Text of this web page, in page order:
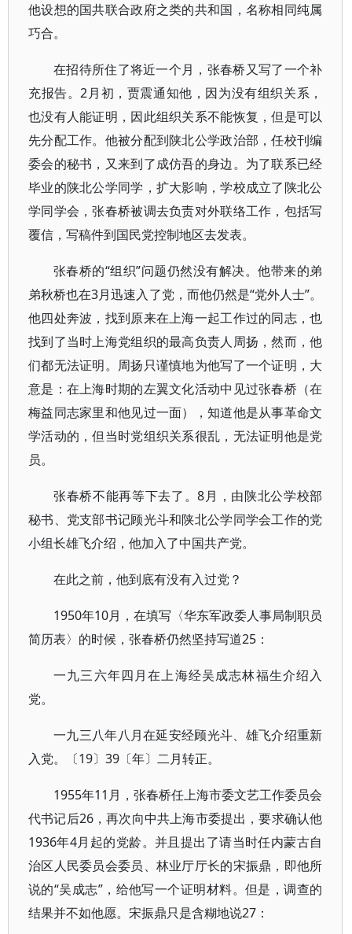
他设想的国共联合政府之类的共和国，名称相同纯属
巧合。
在招待所住了将近一个月，张春桥又写了一个补
充报告。2月初，贾震通知他，因为没有组织关系，
也没有人能证明，因此组织关系不能恢复，但是可以
先分配工作。他被分配到陕北公学政治部，任校刊编
委会的秘书，又来到了成仿吾的身边。为了联系已经
毕业的陕北公学同学，扩大影响，学校成立了陕北公
学同学会，张春桥被调去负责对外联络工作，包括写
覆信，写稿件到国民党控制地区去发表。
张春桥的“组织”问题仍然没有解决。他带来的弟
弟秋桥也在3月迅速入了党，而他仍然是“党外人士”。
他四处奔波，找到原来在上海一起工作过的同志，也
找到了当时上海党组织的最高负责人周扬，然而，他
们都无法证明。周扬只谨慎地为他写了一个证明，大
意是：在上海时期的左翼文化活动中见过张春桥（在
梅益同志家里和他见过一面），知道他是从事革命文
学活动的，但当时党组织关系很乱，无法证明他是党
员。
张春桥不能再等下去了。8月，由陕北公学校部
秘书、党支部书记顾光斗和陕北公学同学会工作的党
小组长雄飞介绍，他加入了中国共产党。
在此之前，他到底有没有入过党？
1950年10月，在填写〈华东军政委人事局制职员
简历表〉的时候，张春桥仍然坚持写道25：
一九三六年四月在上海经吴成志林福生介绍入
党。
一九三八年八月在延安经顾光斗、雄飞介绍重新
入党。〔19〕39〔年〕二月转正。
1955年11月，张春桥任上海市委文艺工作委员会
代书记后26，再次向中共上海市委提出，要求确认他
1936年4月起的党龄。并且提出了请当时任内蒙古自
治区人民委员会委员、林业厅厅长的宋振鼎，即他所
说的“吴成志”，给他写一个证明材料。但是，调查的
结果并不如他愿。宋振鼎只是含糊地说27：